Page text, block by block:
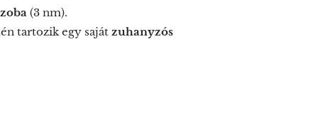
(3 nm).
tartozik egy saját zuhanyzós